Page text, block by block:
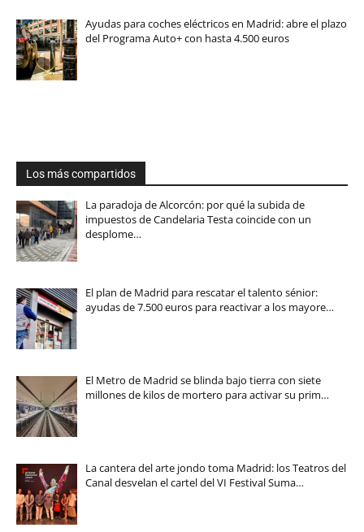
Ayudas para coches eléctricos en Madrid: abre el plazo
del Programa Auto+ con hasta 4.500 euros
Los más compartidos
La paradoja de Alcorcón: por qué la subida de
impuestos de Candelaria Testa coincide con un
desplome…
El plan de Madrid para rescatar el talento sénior:
ayudas de 7.500 euros para reactivar a los mayore…
El Metro de Madrid se blinda bajo tierra con siete
millones de kilos de mortero para activar su prim…
La cantera del arte jondo toma Madrid: los Teatros del
Canal desvelan el cartel del VI Festival Suma…